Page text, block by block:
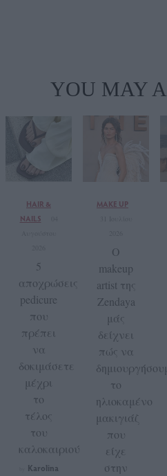
YOU MAY
HAIR &
NAILS
5
αποχρώσεις
pedicure
που
πρέπει
να
δοκιμάσετε
μέχρι
το
τέλος
του
καλοκαιριού
Karolina
MAKE UP
Ο
makeup
artist της
Zendaya
μάς
δείχνει
πώς να
το
ηλιοκαμένο
μακιγιάζ
που
είχε
στην